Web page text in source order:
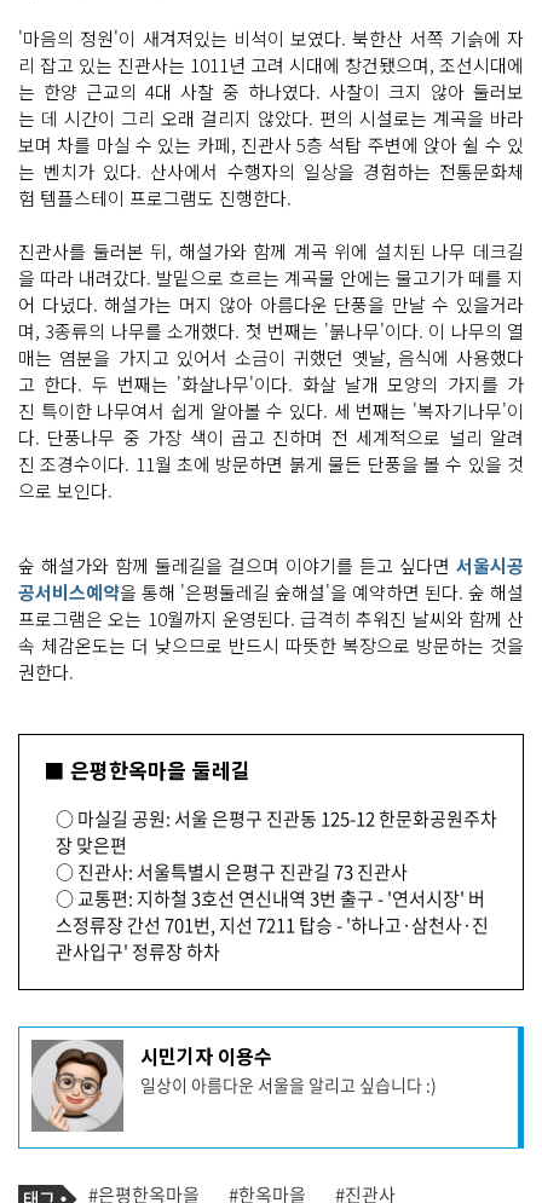
'마음의 정원'이 새겨져있는 비석이 보였다. 북한산 서쪽 기슭에 자
리 잡고 있는 진관사는 1011년 고려 시대에 창건됐으며, 조선시대에
는 한양 근교의 4대 사찰 중 하나였다. 사찰이 크지 않아 둘러보
는 데 시간이 그리 오래 걸리지 않았다. 편의 시설로는 계곡을 바라
보며 차를 마실 수 있는 카페, 진관사 5층 석탑 주변에 앉아 쉴 수 있
는 벤치가 있다. 산사에서 수행자의 일상을 경험하는 전통문화체
험 템플스테이 프로그램도 진행한다.
진관사를 둘러본 뒤, 해설가와 함께 계곡 위에 설치된 나무 데크길
을 따라 내려갔다. 발밑으로 흐르는 계곡물 안에는 물고기가 떼를 지
어 다녔다. 해설가는 머지 않아 아름다운 단풍을 만날 수 있을거라
며, 3종류의 나무를 소개했다. 첫 번째는 '붉나무'이다. 이 나무의 열
매는 염분을 가지고 있어서 소금이 귀했던 옛날, 음식에 사용했다
고 한다. 두 번째는 '화살나무'이다. 화살 날개 모양의 가지를 가
진 특이한 나무여서 쉽게 알아볼 수 있다. 세 번째는 '복자기나무'이
다. 단풍나무 중 가장 색이 곱고 진하며 전 세계적으로 널리 알려
진 조경수이다. 11월 초에 방문하면 붉게 물든 단풍을 볼 수 있을 것
으로 보인다.
숲 해설가와 함께 둘레길을 걸으며 이야기를 듣고 싶다면 서울시공
공서비스예약을 통해 '은평둘레길 숲해설'을 예약하면 된다. 숲 해설
프로그램은 오는 10월까지 운영된다. 급격히 추워진 날씨와 함께 산
속 체감온도는 더 낮으므로 반드시 따뜻한 복장으로 방문하는 것을
권한다.
■ 은평한옥마을 둘레길
○ 마실길 공원: 서울 은평구 진관동 125-12 한문화공원주차
장 맞은편
○ 진관사: 서울특별시 은평구 진관길 73 진관사
○ 교통편: 지하철 3호선 연신내역 3번 출구 - '연서시장' 버
스정류장 간선 701번, 지선 7211 탑승 - '하나고·삼천사·진
관사입구' 정류장 하차
기
사
작
성
자
프
필
시민기자 이용수
일상이 아름다운 서울을 알리고 싶습니다 :)
기
태 #은평한옥마을 #한옥마을 #진관사